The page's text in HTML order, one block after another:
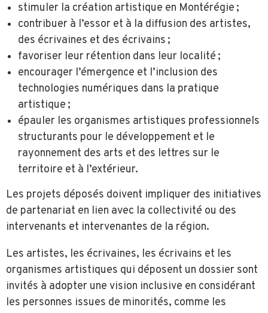
stimuler la création artistique en Montérégie ;
contribuer à l’essor et à la diffusion des artistes,
des écrivaines et des écrivains ;
favoriser leur rétention dans leur localité ;
encourager l’émergence et l’inclusion des
technologies numériques dans la pratique
artistique ;
épauler les organismes artistiques professionnels
structurants pour le développement et le
rayonnement des arts et des lettres sur le
territoire et à l’extérieur.
Les projets déposés doivent impliquer des initiatives
de partenariat en lien avec la collectivité ou des
intervenants et intervenantes de la région.
Les artistes, les écrivaines, les écrivains et les
organismes artistiques qui déposent un dossier sont
invités à adopter une vision inclusive en considérant
les personnes issues de minorités, comme les